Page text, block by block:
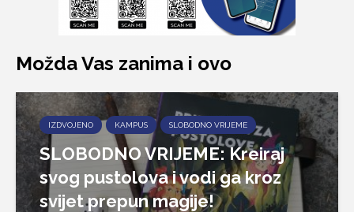
Možda Vas zanima i ovo
IZDVOJENO KAMPUS SLOBODNO VRIJEME
SLOBODNO VRIJEME: Kreiraj
svog pustolova i vodi ga kroz
svijet prepun magije!